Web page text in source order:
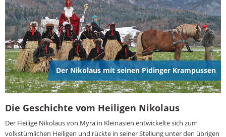
Der Nikolaus mit seinen Pidinger Krampussen
Die Geschichte vom Heiligen Nikolaus
Der Heilige Nikolaus von Myra in Kleinasien entwickelte sich zum
volkstümlichen Heiligen und rückte in seiner Stellung unter den übrigen